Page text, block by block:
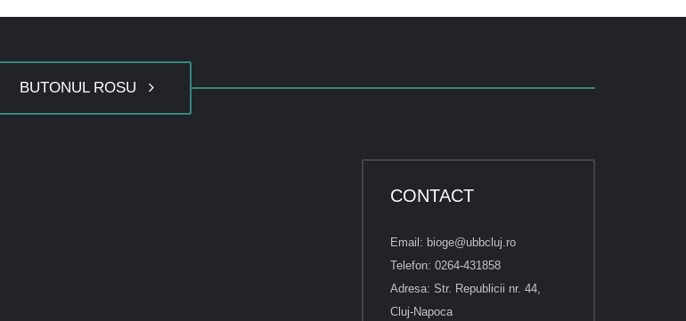
BUTONUL ROSU
CONTACT
Email: bioge@ubbcluj.ro
Telefon: 0264-431858
Adresa: Str. Republicii nr. 44,
Cluj-Napoca